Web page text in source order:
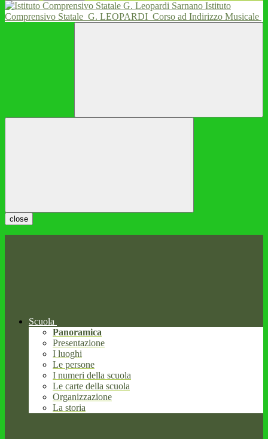
Istituto
Comprensivo Statale G. LEOPARDI Corso ad Indirizzo Musicale
close
Scuola
Panoramica
Presentazione
I luoghi
Le persone
I numeri della scuola
Le carte della scuola
Organizzazione
La storia